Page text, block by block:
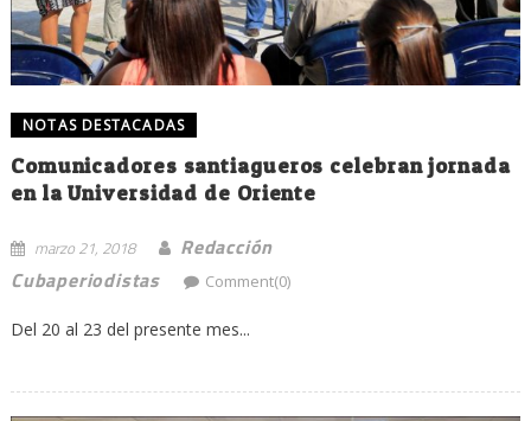
NOTAS DESTACADAS
Comunicadores santiagueros celebran jornada
en la Universidad de Oriente
marzo 21, 2018
Redacción
Cubaperiodistas
Comment(0)
Del 20 al 23 del presente mes...